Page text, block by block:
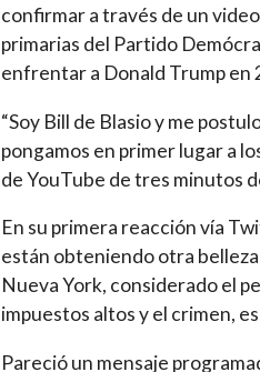
confirmar a través de un
primarias del Partido
enfrentar a Donald Trump en
“Soy Bill de Blasio y me
pongamos en primer lugar a
de YouTube de tres minutos
En su primera reacción vía
están obteniendo otra belleza
Nueva York, considerado el
impuestos altos y el crimen,
Pareció un mensaje